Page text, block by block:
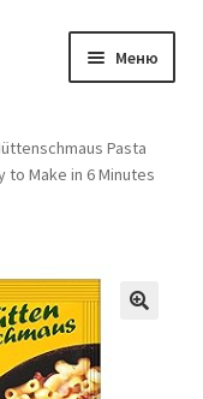
Меню
Pasta
to Make in 6 Minutes